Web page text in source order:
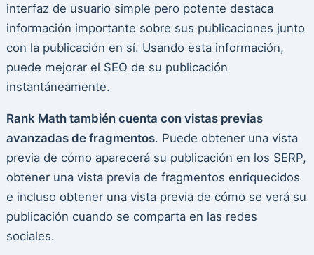
interfaz de usuario simple pero potente destaca
información importante sobre sus publicaciones junto
con la publicación en sí. Usando esta información,
puede mejorar el SEO de su publicación
instantáneamente.
Rank Math también cuenta con vistas previas
avanzadas de fragmentos. Puede obtener una vista
previa de cómo aparecerá su publicación en los SERP,
obtener una vista previa de fragmentos enriquecidos
e incluso obtener una vista previa de cómo se verá su
publicación cuando se comparta en las redes
sociales.